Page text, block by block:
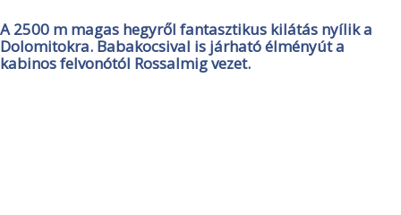
A 2500 m magas hegyről fantasztikus kilátás nyílik a
Dolomitokra. Babakocsival is járható élményút a
kabinos felvonótól Rossalmig vezet.